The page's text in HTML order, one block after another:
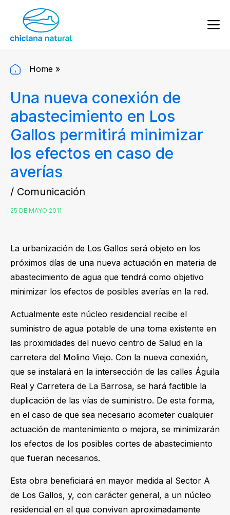
Home »
Una nueva conexión de
abastecimiento en Los
Gallos permitirá minimizar
los efectos en caso de
averías
/ Comunicación
25 DE MAYO 2011
La urbanización de Los Gallos será objeto en los
próximos días de una nueva actuación en materia de
abastecimiento de agua que tendrá como objetivo
minimizar los efectos de posibles averías en la red.
Actualmente este núcleo residencial recibe el
suministro de agua potable de una toma existente en
las proximidades del nuevo centro de Salud en la
carretera del Molino Viejo. Con la nueva conexión,
que se instalará en la intersección de las calles Águila
Real y Carretera de La Barrosa, se hará factible la
duplicación de las vías de suministro. De esta forma,
en el caso de que sea necesario acometer cualquier
actuación de mantenimiento o mejora, se minimizarán
los efectos de los posibles cortes de abastecimiento
que fueran necesarios.
Esta obra beneficiará en mayor medida al Sector A
de Los Gallos, y, con carácter general, a un núcleo
residencial en el que conviven aproximadamente